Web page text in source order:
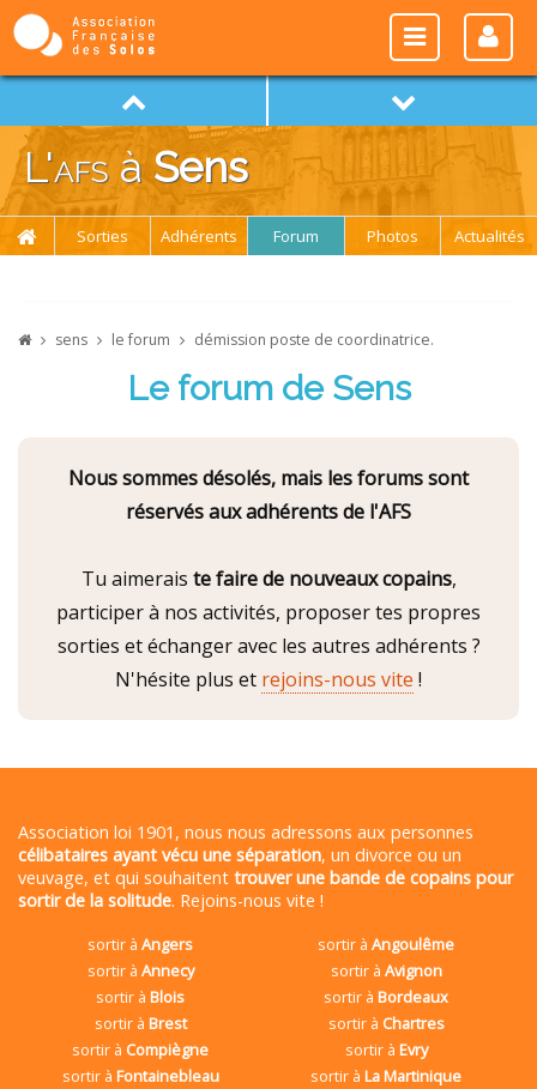
L'afs à Sens
Sorties Adhérents Forum Photos Actualités
sens le forum démission poste de coordinatrice.
Le forum de Sens
Nous sommes désolés, mais les forums sont
réservés aux adhérents de l'AFS
Tu aimerais te faire de nouveaux copains,
participer à nos activités, proposer tes propres
sorties et échanger avec les autres adhérents ?
N'hésite plus et rejoins-nous vite !
Association loi 1901, nous nous adressons aux personnes
célibataires ayant vécu une séparation, un divorce ou un
veuvage, et qui souhaitent trouver une bande de copains pour
sortir de la solitude. Rejoins-nous vite !
sortir àAngers sortir àAngoulême
sortir à Annecy sortir à Avignon
sortir àBlois sortir àBordeaux
sortir à Brest sortir à Chartres
sortir à Compiègne sortir à Evry
sortir à Fontainebleau sortir àLa Martinique